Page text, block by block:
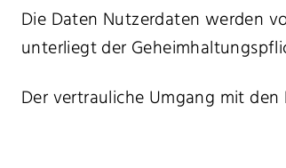
Die Daten Nutzerdaten werden
unterliegt der
Der vertrauliche Umgang mit